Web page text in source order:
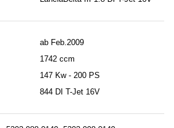
ab Feb.2009
1742 ccm
147 Kw - 200 PS
844 DI T-Jet 16V